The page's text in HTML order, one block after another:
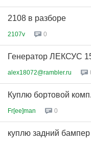
2108 в разборе
2107v 0
Генератор ЛЕКСУС
alex18072@rambler.ru
Куплю бортовой
Fr[ee]man 0
куплю задний